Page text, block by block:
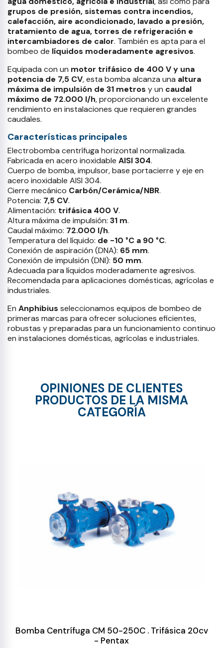
grupos de presión, sistemas contra incendios,
calefacción, aire acondicionado, lavado a presión,
tratamiento de agua, torres de refrigeración e
intercambiadores de calor. También es apta para el
bombeo de líquidos moderadamente agresivos.
Equipada con un motor trifásico de 400 V y una
potencia de 7,5 CV, esta bomba alcanza una altura
máxima de impulsión de 31 metros y un caudal
máximo de 72.000 l/h, proporcionando un excelente
rendimiento en instalaciones que requieren grandes
caudales.
Características principales
Electrobomba centrífuga horizontal normalizada.
Fabricada en acero inoxidable AISI 304.
Cuerpo de bomba, impulsor, base portacierre y eje en
acero inoxidable AISI 304.
Cierre mecánico Carbón/Cerámica/NBR.
Potencia: 7,5 CV.
Alimentación: trifásica 400 V.
Altura máxima de impulsión: 31 m.
Caudal máximo: 72.000 l/h.
Temperatura del líquido: de -10 °C a 90 °C.
Conexión de aspiración (DNA): 65 mm.
Conexión de impulsión (DNI): 50 mm.
Adecuada para líquidos moderadamente agresivos.
Recomendada para aplicaciones domésticas, agrícolas e
industriales.
En Anphibius seleccionamos equipos de bombeo de
primeras marcas para ofrecer soluciones eficientes,
robustas y preparadas para un funcionamiento continuo
en instalaciones domésticas, agrícolas e industriales.
OPINIONES DE CLIENTES
PRODUCTOS DE LA MISMA
CATEGORÍA
Bomba Centrífuga CM 50-250C . Trifásica 20cv
- Pentax